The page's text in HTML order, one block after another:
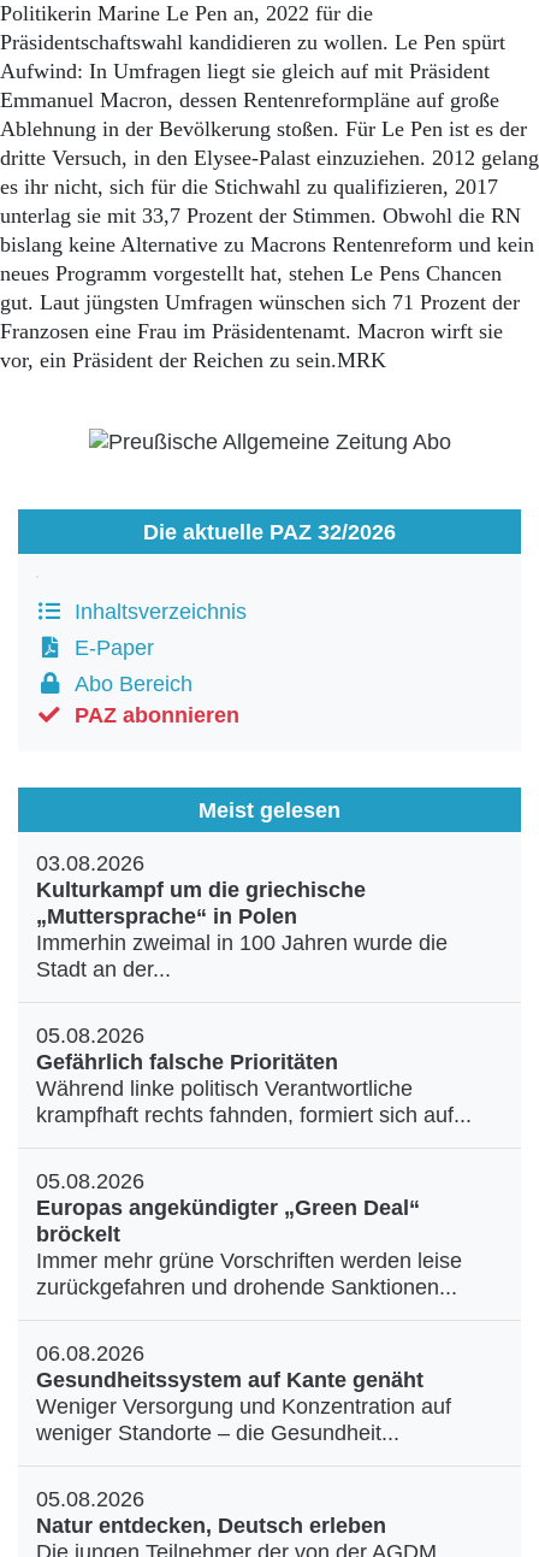
Politikerin Marine Le Pen an, 2022 für die
Präsidentschaftswahl kandidieren zu wollen. Le Pen spürt
Aufwind: In Umfragen liegt sie gleich auf mit Präsident
Emmanuel Macron, dessen Rentenreformpläne auf große
Ablehnung in der Bevölkerung stoßen. Für Le Pen ist es der
dritte Versuch, in den Elysee-Palast einzuziehen. 2012 gelang
es ihr nicht, sich für die Stichwahl zu qualifizieren, 2017
unterlag sie mit 33,7 Prozent der Stimmen. Obwohl die RN
bislang keine Alternative zu Macrons Rentenreform und kein
neues Programm vorgestellt hat, stehen Le Pens Chancen
gut. Laut jüngsten Umfragen wünschen sich 71 Prozent der
Franzosen eine Frau im Präsidentenamt. Macron wirft sie
vor, ein Präsident der Reichen zu sein.MRK
Die aktuelle PAZ 32/2026
Inhaltsverzeichnis
E-Paper
Abo Bereich
PAZ abonnieren
Meist gelesen
03.08.2026
Kulturkampf um die griechische
„Muttersprache“ in Polen
Immerhin zweimal in 100 Jahren wurde die
Stadt an der...
05.08.2026
Gefährlich falsche Prioritäten
Während linke politisch Verantwortliche
krampfhaft rechts fahnden, formiert sich auf...
05.08.2026
Europas angekündigter „Green Deal“
bröckelt
Immer mehr grüne Vorschriften werden leise
zurückgefahren und drohende Sanktionen...
06.08.2026
Gesundheitssystem auf Kante genäht
Weniger Versorgung und Konzentration auf
weniger Standorte – die Gesundheit...
05.08.2026
Natur entdecken, Deutsch erleben
Die jungen Teilnehmer der von der AGDM